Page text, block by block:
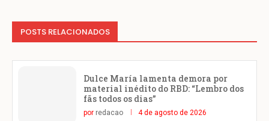
POSTS RELACIONADOS
Dulce María lamenta demora por
material inédito do RBD: “Lembro dos
fãs todos os dias”
por redacao 4 de agosto de 2026